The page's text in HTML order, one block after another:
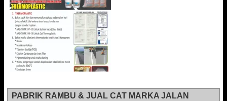
PABRIK RAMBU & JUAL CAT MARKA JALAN